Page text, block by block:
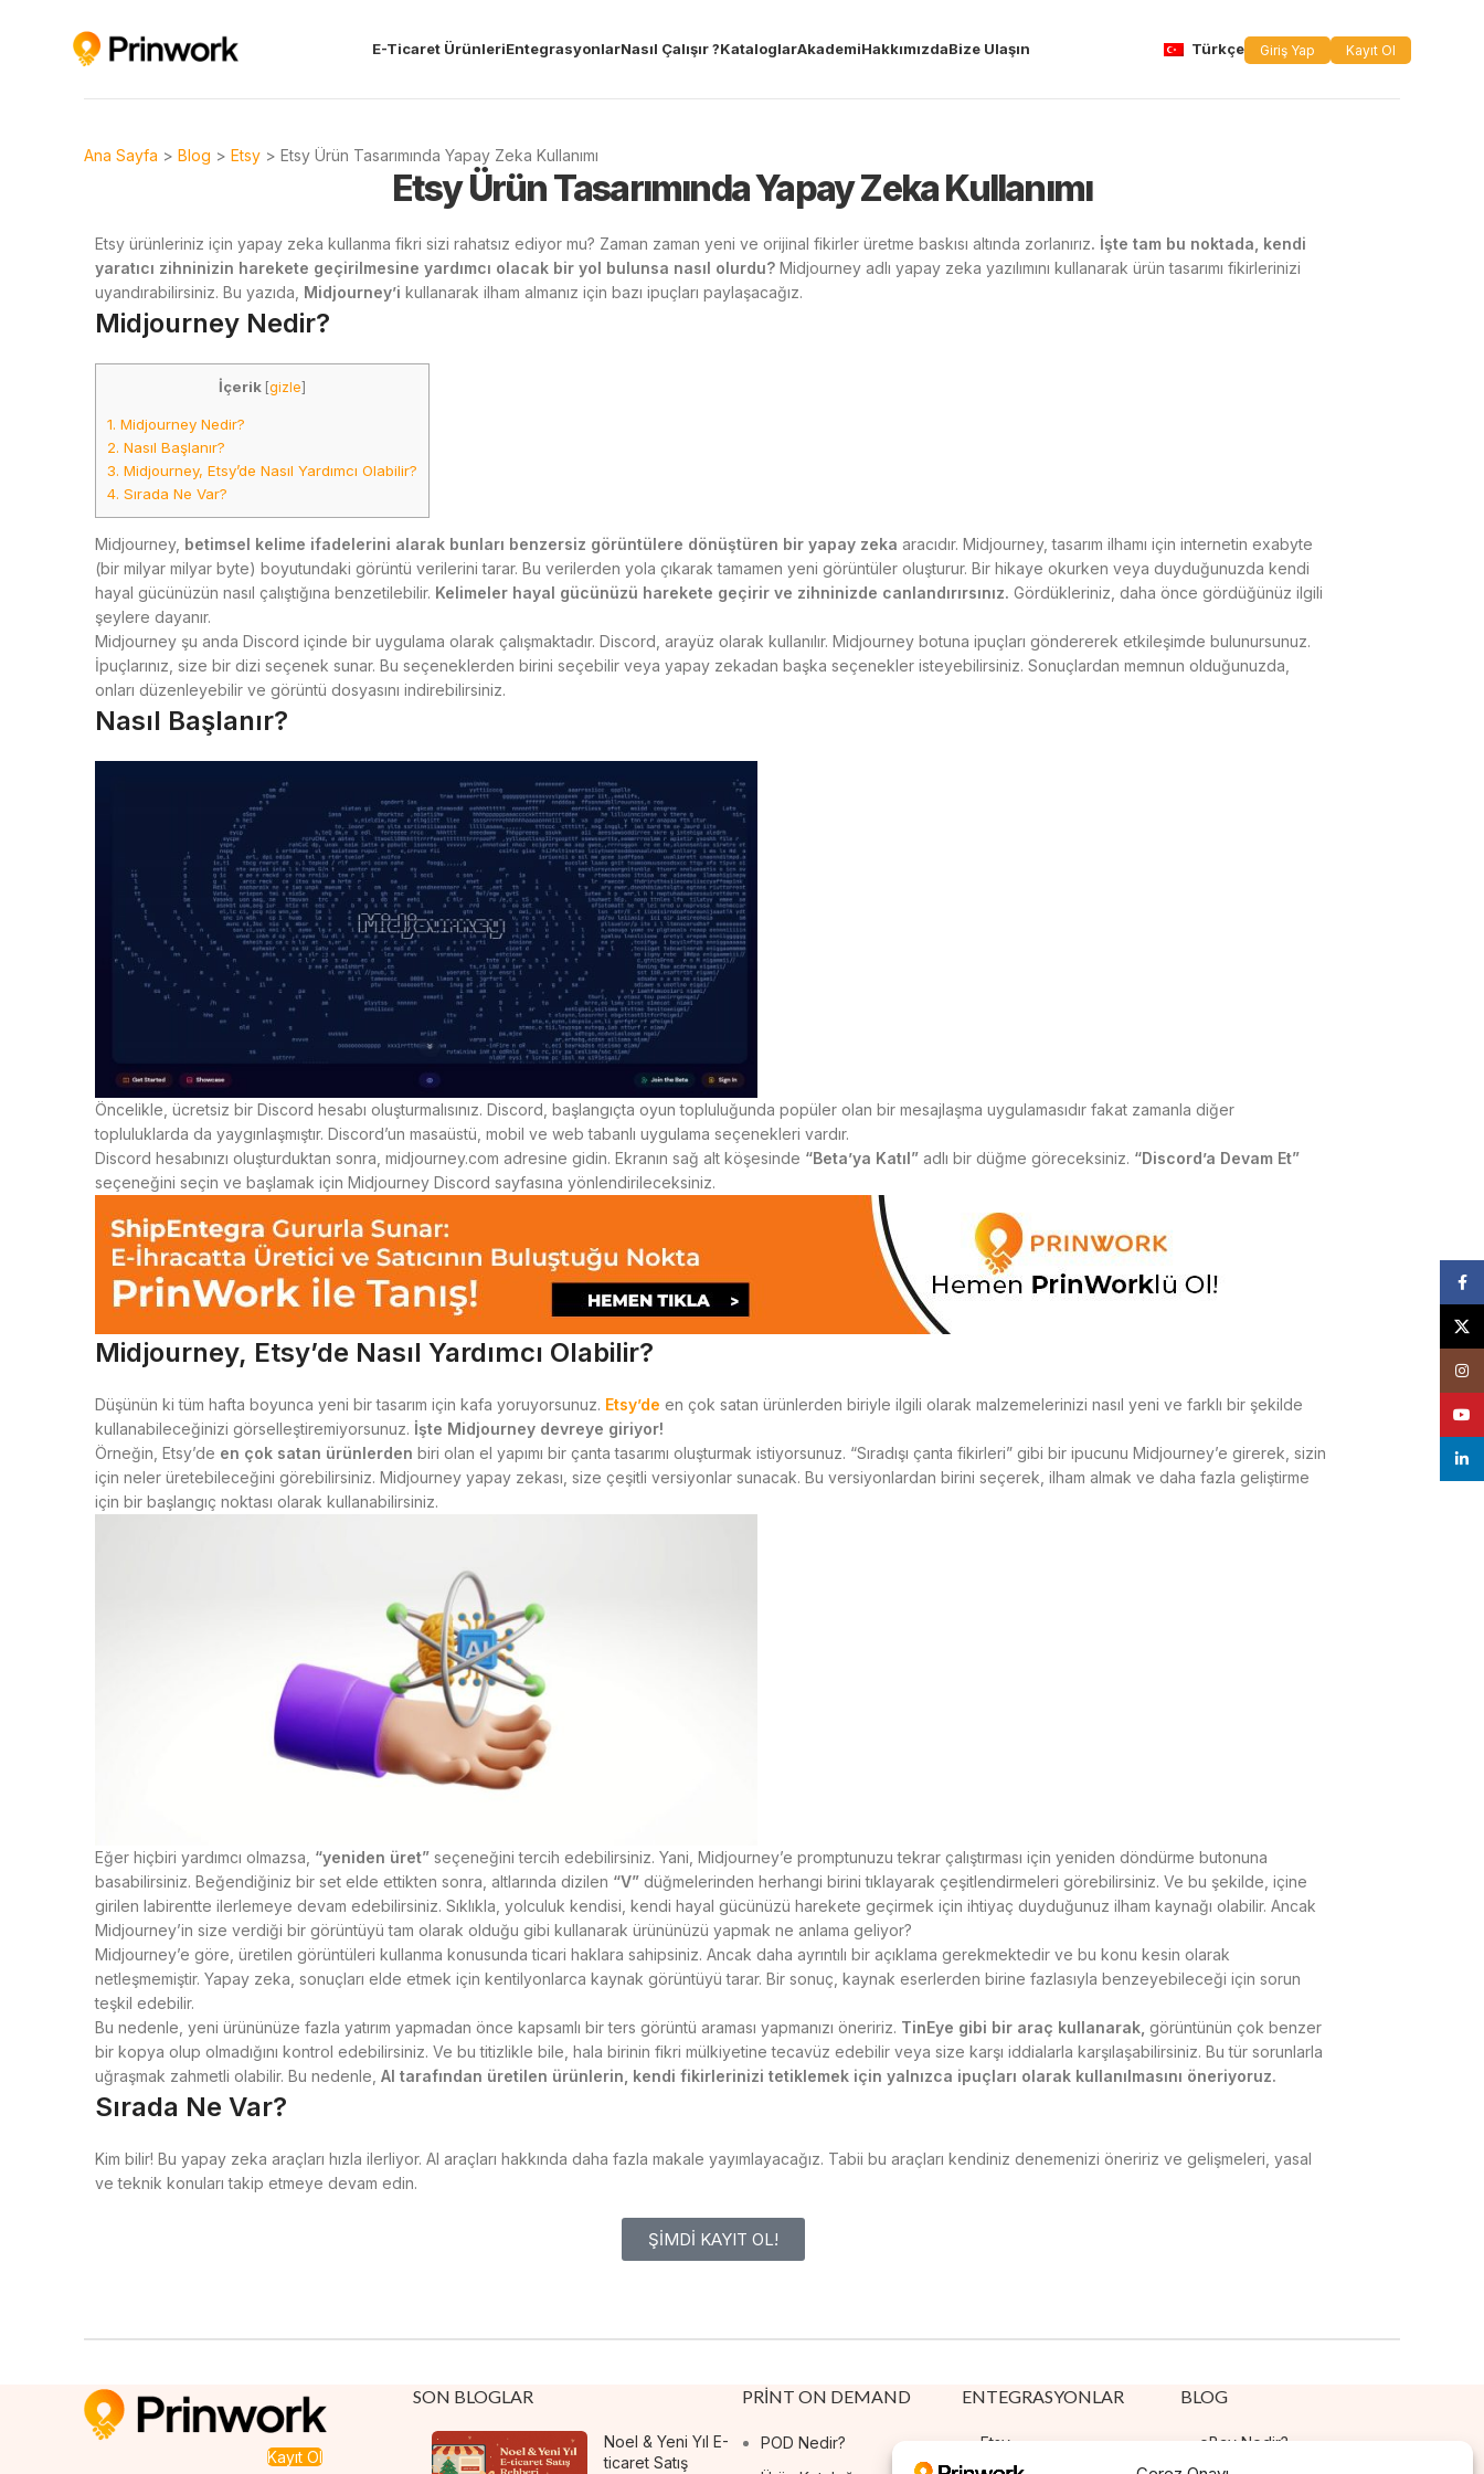
E-Ticaret ÜrünleriEntegrasyonlarNasıl Çalışır ?KataloglarAkademiHakkımızdaBize Ulaşın Türkçe Giriş Yap Kayıt Ol
Ana Sayfa > Blog > Etsy > Etsy Ürün Tasarımında Yapay Zeka Kullanımı
Etsy Ürün Tasarımında Yapay Zeka Kullanımı
Etsy ürünleriniz için yapay zeka kullanma fikri sizi rahatsız ediyor mu? Zaman zaman yeni ve orijinal fikirler üretme baskısı altında zorlanırız. İşte tam bu noktada, kendi
yaratıcı zihninizin harekete geçirilmesine yardımcı olacak bir yol bulunsa nasıl olurdu? Midjourney adlı yapay zeka yazılımını kullanarak ürün tasarımı fikirlerinizi
uyandırabilirsiniz. Bu yazıda, Midjourney’i kullanarak ilham almanız için bazı ipuçları paylaşacağız.
Midjourney Nedir?
İçerik [gizle]
1. Midjourney Nedir?
2. Nasıl Başlanır?
3. Midjourney, Etsy’de Nasıl Yardımcı Olabilir?
4. Sırada Ne Var?
Midjourney, betimsel kelime ifadelerini alarak bunları benzersiz görüntülere dönüştüren bir yapay zeka aracıdır. Midjourney, tasarım ilhamı için internetin exabyte
(bir milyar milyar byte) boyutundaki görüntü verilerini tarar. Bu verilerden yola çıkarak tamamen yeni görüntüler oluşturur. Bir hikaye okurken veya duyduğunuzda kendi
hayal gücünüzün nasıl çalıştığına benzetilebilir. Kelimeler hayal gücünüzü harekete geçirir ve zihninizde canlandırırsınız. Gördükleriniz, daha önce gördüğünüz ilgili
şeylere dayanır.
Midjourney şu anda Discord içinde bir uygulama olarak çalışmaktadır. Discord, arayüz olarak kullanılır. Midjourney botuna ipuçları göndererek etkileşimde bulunursunuz.
İpuçlarınız, size bir dizi seçenek sunar. Bu seçeneklerden birini seçebilir veya yapay zekadan başka seçenekler isteyebilirsiniz. Sonuçlardan memnun olduğunuzda,
onları düzenleyebilir ve görüntü dosyasını indirebilirsiniz.
Nasıl Başlanır?
Öncelikle, ücretsiz bir Discord hesabı oluşturmalısınız. Discord, başlangıçta oyun topluluğunda popüler olan bir mesajlaşma uygulamasıdır fakat zamanla diğer
topluluklarda da yaygınlaşmıştır. Discord’un masaüstü, mobil ve web tabanlı uygulama seçenekleri vardır.
Discord hesabınızı oluşturduktan sonra, midjourney.com adresine gidin. Ekranın sağ alt köşesinde “Beta’ya Katıl” adlı bir düğme göreceksiniz. “Discord’a Devam Et”
seçeneğini seçin ve başlamak için Midjourney Discord sayfasına yönlendirileceksiniz.
Midjourney, Etsy’de Nasıl Yardımcı Olabilir?
Düşünün ki tüm hafta boyunca yeni bir tasarım için kafa yoruyorsunuz. Etsy’de en çok satan ürünlerden biriyle ilgili olarak malzemelerinizi nasıl yeni ve farklı bir şekilde
kullanabileceğinizi görselleştiremiyorsunuz. İşte Midjourney devreye giriyor!
Örneğin, Etsy’de en çok satan ürünlerden biri olan el yapımı bir çanta tasarımı oluşturmak istiyorsunuz. “Sıradışı çanta fikirleri” gibi bir ipucunu Midjourney’e girerek, sizin
için neler üretebileceğini görebilirsiniz. Midjourney yapay zekası, size çeşitli versiyonlar sunacak. Bu versiyonlardan birini seçerek, ilham almak ve daha fazla geliştirme
için bir başlangıç noktası olarak kullanabilirsiniz.
Eğer hiçbiri yardımcı olmazsa, “yeniden üret” seçeneğini tercih edebilirsiniz. Yani, Midjourney’e promptunuzu tekrar çalıştırması için yeniden döndürme butonuna
basabilirsiniz. Beğendiğiniz bir set elde ettikten sonra, altlarında dizilen “V” düğmelerinden herhangi birini tıklayarak çeşitlendirmeleri görebilirsiniz. Ve bu şekilde, içine
girilen labirentte ilerlemeye devam edebilirsiniz. Sıklıkla, yolculuk kendisi, kendi hayal gücünüzü harekete geçirmek için ihtiyaç duyduğunuz ilham kaynağı olabilir. Ancak
Midjourney’in size verdiği bir görüntüyü tam olarak olduğu gibi kullanarak ürününüzü yapmak ne anlama geliyor?
Midjourney’e göre, üretilen görüntüleri kullanma konusunda ticari haklara sahipsiniz. Ancak daha ayrıntılı bir açıklama gerekmektedir ve bu konu kesin olarak
netleşmemiştir. Yapay zeka, sonuçları elde etmek için kentilyonlarca kaynak görüntüyü tarar. Bir sonuç, kaynak eserlerden birine fazlasıyla benzeyebileceği için sorun
teşkil edebilir.
Bu nedenle, yeni ürününüze fazla yatırım yapmadan önce kapsamlı bir ters görüntü araması yapmanızı öneririz. TinEye gibi bir araç kullanarak, görüntünün çok benzer
bir kopya olup olmadığını kontrol edebilirsiniz. Ve bu titizlikle bile, hala birinin fikri mülkiyetine tecavüz edebilir veya size karşı iddialarla karşılaşabilirsiniz. Bu tür sorunlarla
uğraşmak zahmetli olabilir. Bu nedenle, AI tarafından üretilen ürünlerin, kendi fikirlerinizi tetiklemek için yalnızca ipuçları olarak kullanılmasını öneriyoruz.
Sırada Ne Var?
Kim bilir! Bu yapay zeka araçları hızla ilerliyor. AI araçları hakkında daha fazla makale yayımlayacağız. Tabii bu araçları kendiniz denemenizi öneririz ve gelişmeleri, yasal
ve teknik konuları takip etmeye devam edin.
ŞİMDİ KAYIT OL!
Kayıt Ol
SON BLOGLAR
Noel & Yeni Yıl E-
ticaret Satış
PRINT ON DEMAND
POD Nedir?
ENTEGRASYONLAR
Etsy
BLOG
eBay Nedir?